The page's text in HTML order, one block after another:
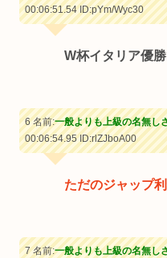
00:06:51.54ID:pYm/Wyc30
W杯イタリア優
6 名前:一般よりも上級の名無し
00:06:54.95ID:rlZJboA00
ただのジャップ
7 名前:一般よりも上級の名無し